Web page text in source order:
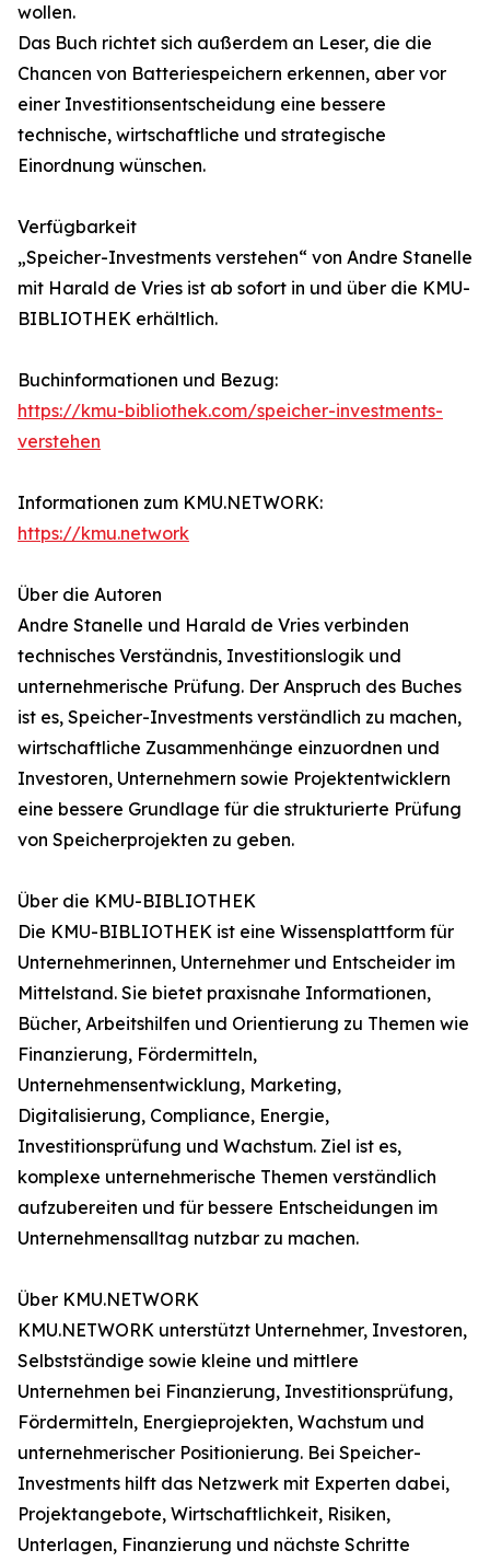
wollen.
Das Buch richtet sich außerdem an Leser, die die
Chancen von Batteriespeichern erkennen, aber vor
einer Investitionsentscheidung eine bessere
technische, wirtschaftliche und strategische
Einordnung wünschen.
Verfügbarkeit
„Speicher-Investments verstehen“ von Andre Stanelle
mit Harald de Vries ist ab sofort in und über die KMU-
BIBLIOTHEK erhältlich.
Buchinformationen und Bezug:
https://kmu-bibliothek.com/speicher-investments-
verstehen
Informationen zum KMU.NETWORK:
https://kmu.network
Über die Autoren
Andre Stanelle und Harald de Vries verbinden
technisches Verständnis, Investitionslogik und
unternehmerische Prüfung. Der Anspruch des Buches
ist es, Speicher-Investments verständlich zu machen,
wirtschaftliche Zusammenhänge einzuordnen und
Investoren, Unternehmern sowie Projektentwicklern
eine bessere Grundlage für die strukturierte Prüfung
von Speicherprojekten zu geben.
Über die KMU-BIBLIOTHEK
Die KMU-BIBLIOTHEK ist eine Wissensplattform für
Unternehmerinnen, Unternehmer und Entscheider im
Mittelstand. Sie bietet praxisnahe Informationen,
Bücher, Arbeitshilfen und Orientierung zu Themen wie
Finanzierung, Fördermitteln,
Unternehmensentwicklung, Marketing,
Digitalisierung, Compliance, Energie,
Investitionsprüfung und Wachstum. Ziel ist es,
komplexe unternehmerische Themen verständlich
aufzubereiten und für bessere Entscheidungen im
Unternehmensalltag nutzbar zu machen.
Über KMU.NETWORK
KMU.NETWORK unterstützt Unternehmer, Investoren,
Selbstständige sowie kleine und mittlere
Unternehmen bei Finanzierung, Investitionsprüfung,
Fördermitteln, Energieprojekten, Wachstum und
unternehmerischer Positionierung. Bei Speicher-
Investments hilft das Netzwerk mit Experten dabei,
Projektangebote, Wirtschaftlichkeit, Risiken,
Unterlagen, Finanzierung und nächste Schritte